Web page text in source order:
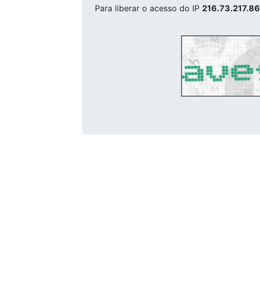
Para liberar o acesso do IP 216.73.217.86